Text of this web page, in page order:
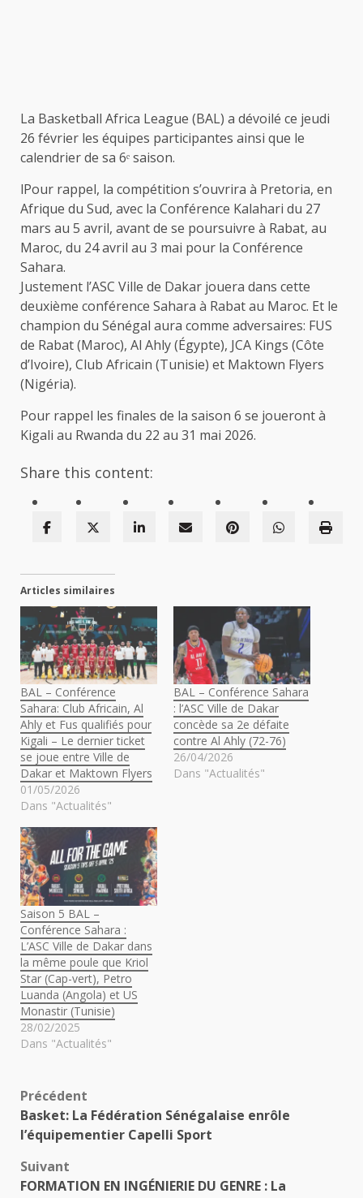
La Basketball Africa League (BAL) a dévoilé ce jeudi
26 février les équipes participantes ainsi que le
calendrier de sa 6ᵉ saison.
lPour rappel, la compétition s’ouvrira à Pretoria, en
Afrique du Sud, avec la Conférence Kalahari du 27
mars au 5 avril, avant de se poursuivre à Rabat, au
Maroc, du 24 avril au 3 mai pour la Conférence
Sahara.
Justement l’ASC Ville de Dakar jouera dans cette
deuxième conférence Sahara à Rabat au Maroc. Et le
champion du Sénégal aura comme adversaires: FUS
de Rabat (Maroc), Al Ahly (Égypte), JCA Kings (Côte
d’Ivoire), Club Africain (Tunisie) et Maktown Flyers
(Nigéria).
Pour rappel les finales de la saison 6 se joueront à
Kigali au Rwanda du 22 au 31 mai 2026.
Share this content:
Articles similaires
BAL – Conférence
Sahara: Club Africain, Al
Ahly et Fus qualifiés pour
Kigali – Le dernier ticket
se joue entre Ville de
Dakar et Maktown Flyers
01/05/2026
Dans "Actualités"
BAL – Conférence Sahara
: l’ASC Ville de Dakar
concède sa 2e défaite
contre Al Ahly (72-76)
26/04/2026
Dans "Actualités"
Saison 5 BAL –
Conférence Sahara :
L’ASC Ville de Dakar dans
la même poule que Kriol
Star (Cap-vert), Petro
Luanda (Angola) et US
Monastir (Tunisie)
28/02/2025
Dans "Actualités"
Navigation
d’article
Précédent
Basket: La Fédération Sénégalaise enrôle
l’équipementier Capelli Sport
Suivant
FORMATION EN INGÉNIERIE DU GENRE : La